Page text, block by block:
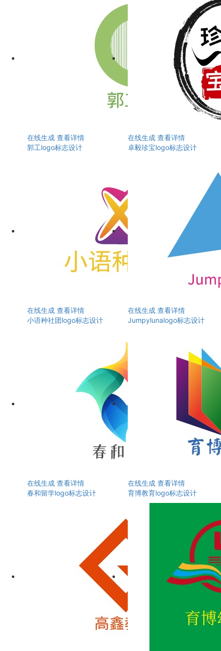
在线生成 查看详情
郭工logo标志设计
在线生成 查看详情
卓毅珍宝logo标志设计
在线生成 查看详情
小语种社团logo标志设计
在线生成 查看详情
Jumpylunalogo标志设计
在线生成 查看详情
春和留学logo标志设计
在线生成 查看详情
育博教育logo标志设计